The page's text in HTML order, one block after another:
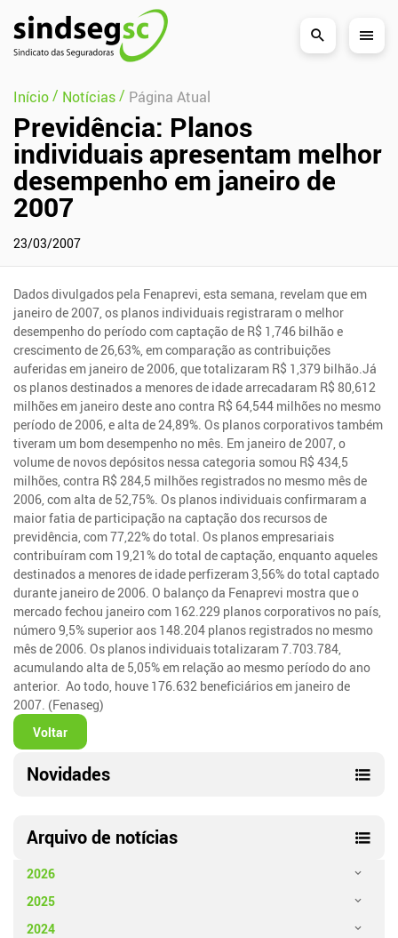
Pular Navegação (s)
Início/ Notícias/ Página Atual
Previdência: Planos
individuais apresentam melhor
desempenho em janeiro de
2007
23/03/2007
Dados divulgados pela Fenaprevi, esta semana, revelam que em
janeiro de 2007, os planos individuais registraram o melhor
desempenho do período com captação de R$ 1,746 bilhão e
crescimento de 26,63%, em comparação as contribuições
auferidas em janeiro de 2006, que totalizaram R$ 1,379 bilhão.Já
os planos destinados a menores de idade arrecadaram R$ 80,612
milhões em janeiro deste ano contra R$ 64,544 milhões no mesmo
período de 2006, e alta de 24,89%. Os planos corporativos também
tiveram um bom desempenho no mês. Em janeiro de 2007, o
volume de novos depósitos nessa categoria somou R$ 434,5
milhões, contra R$ 284,5 milhões registrados no mesmo mês de
2006, com alta de 52,75%. Os planos individuais confirmaram a
maior fatia de participação na captação dos recursos de
previdência, com 77,22% do total. Os planos empresariais
contribuíram com 19,21% do total de captação, enquanto aqueles
destinados a menores de idade perfizeram 3,56% do total captado
durante janeiro de 2006. O balanço da Fenaprevi mostra que o
mercado fechou janeiro com 162.229 planos corporativos no país,
número 9,5% superior aos 148.204 planos registrados no mesmo
mês de 2006. Os planos individuais totalizaram 7.703.784,
acumulando alta de 5,05% em relação ao mesmo período do ano
anterior. Ao todo, houve 176.632 beneficiários em janeiro de
2007. (Fenaseg)
Voltar
Novidades
Arquivo de notícias
2026
2025
2024